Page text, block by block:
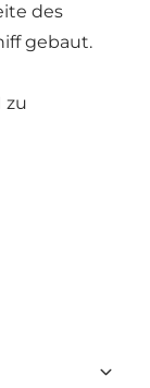
des
gebaut.
zu